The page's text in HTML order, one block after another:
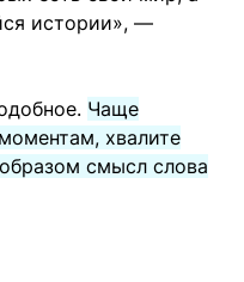
истории», —
Чаще
хвалите
смысл слова